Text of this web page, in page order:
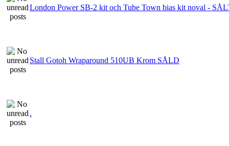
London Power SB-2 kit och Tube Town bias kit noval -
Stall Gotoh Wraparound 510UB Krom SÅLD
.